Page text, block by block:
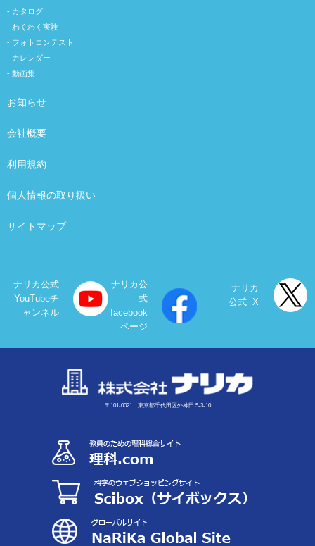
カタログ
わくわく実験
フォトコンテスト
カレンダー
動画集
お知らせ
会社概要
利用規約
個人情報の取り扱い
サイトマップ
ナリカ公式
YouTubeチ
ャンネル
ナリカ公
式
facebook
ページ
ナリカ
公式 X
〒101-0021 東京都千代田区外神田 5-3-10